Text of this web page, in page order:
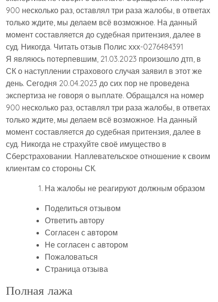
900 несколько раз, оставлял три раза жалобы, в ответах
только ждите, мы делаем всё возможное. На данный
момент составляется до судебная притензия, далее в
суд. Никогда. Читать отзыв Полис ххх-0276484391
Я являюсь потерпевшим, 21.03.2023 произошло дтп, в
СК о наступлении страхового случая заявил в этот же
день. Сегодня 20.04.2023 до сих пор не проведена
экспертиза не говоря о выплате. Обращался на номер
900 несколько раз, оставлял три раза жалобы, в ответах
только ждите, мы делаем всё возможное. На данный
момент составляется до судебная притензия, далее в
суд. Никогда не страхуйте своё имущество в
Сберстраховании. Наплевательское отношение к своим
клиентам со стороны СК.
На жалобы не реагируют должным образом
Поделиться отзывом
Ответить автору
Согласен с автором
Не согласен с автором
Пожаловаться
Страница отзыва
Полная лажа